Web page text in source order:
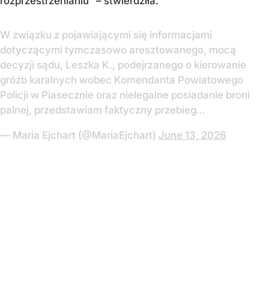
W związku z pojawiającymi się informacjami
dotyczącymi tymczasowo aresztowanego, mocą
decyzji sądu, Leszka K., podejrzanego o kierowanie
gróźb karalnych wobec Komendanta Powiatowego
Policji w Piasecznie oraz nielegalne posiadanie broni
palnej, przedstawiam faktyczny przebieg…
— Maria Ejchart (@MariaEjchart) June 13, 2026